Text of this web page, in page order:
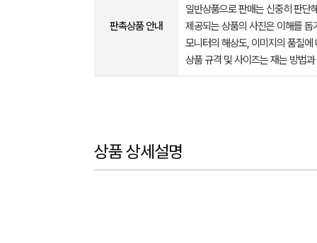
판촉상품 안내
일반상품으로 판매는 신중히 판단
제공되는 상품의 사진은 이해를
모니터의 해상도, 이미지의 품질
상품 규격 및 사이즈는 재는 방법
상품 상세설명